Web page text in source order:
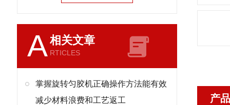
A相关文章
RTICLES
掌握旋转匀胶机正确操作方法能有效
减少材料浪费和工艺返工
产